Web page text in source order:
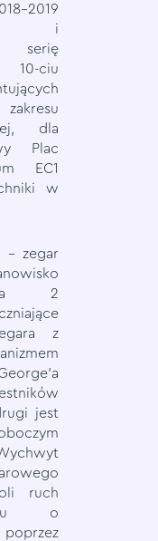
2019
i
serię
ciu
dla
Plac
EC1
w
– zegar
2
z
jest
ruch
o